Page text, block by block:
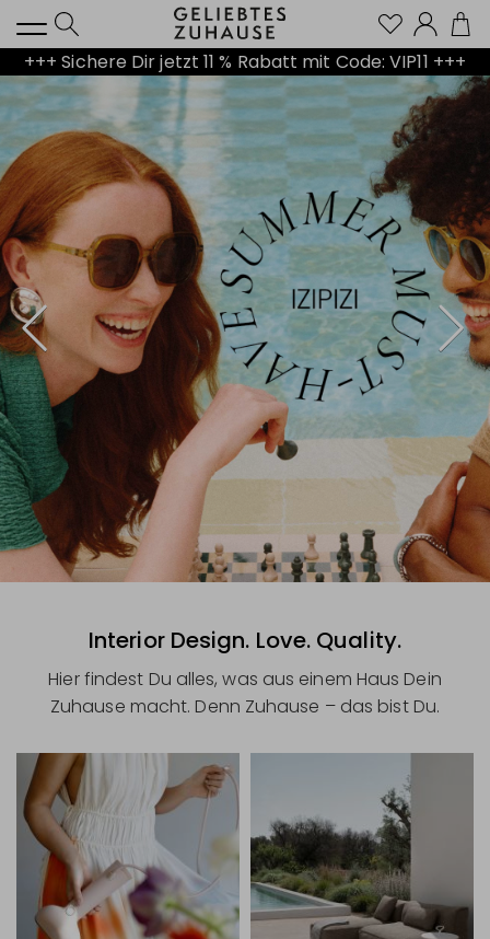
+++ Sichere Dir jetzt 11 % Rabatt mit Code: VIP11 +++
Interior Design. Love. Quality.
Hier findest Du alles, was aus einem Haus Dein
Zuhause macht. Denn Zuhause – das bist Du.